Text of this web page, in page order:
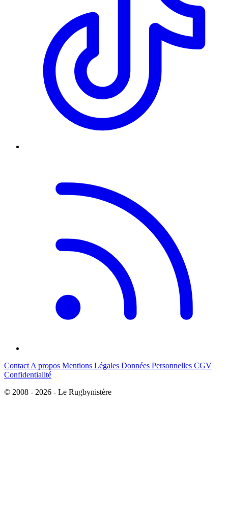
Contact A propos Mentions Légales Données Personnelles CGV
Confidentialité
© 2008 - 2026 - Le Rugbynistère